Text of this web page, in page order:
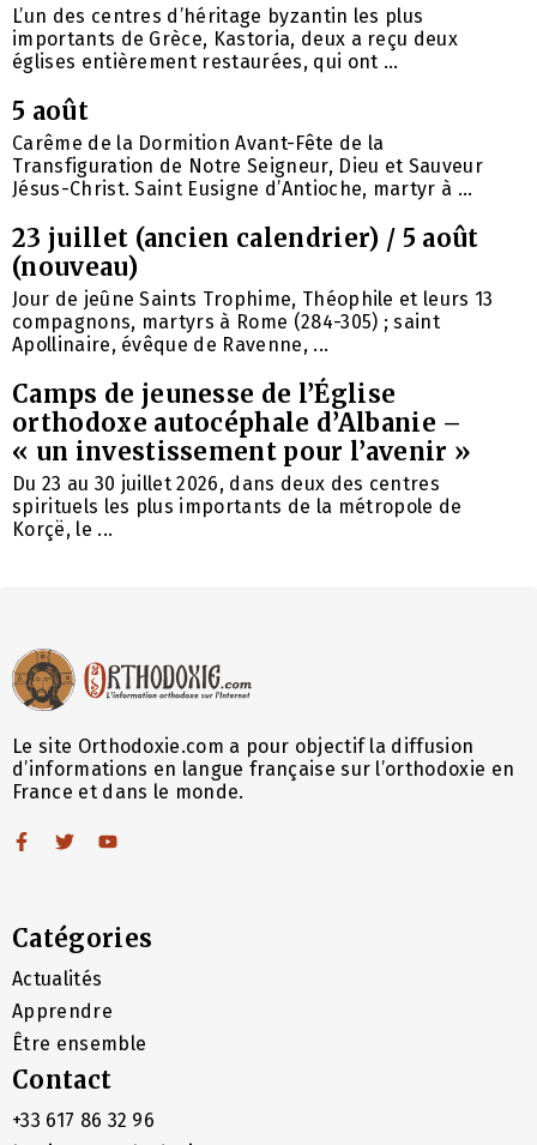
L’un des centres d’héritage byzantin les plus
importants de Grèce, Kastoria, deux a reçu deux
églises entièrement restaurées, qui ont ...
5 août
Carême de la Dormition Avant-Fête de la
Transfiguration de Notre Seigneur, Dieu et Sauveur
Jésus-Christ. Saint Eusigne d’Antioche, martyr à ...
23 juillet (ancien calendrier) / 5 août
(nouveau)
Jour de jeûne Saints Trophime, Théophile et leurs 13
compagnons, martyrs à Rome (284-305) ; saint
Apollinaire, évêque de Ravenne, ...
Camps de jeunesse de l’Église
orthodoxe autocéphale d’Albanie –
« un investissement pour l’avenir »
Du 23 au 30 juillet 2026, dans deux des centres
spirituels les plus importants de la métropole de
Korçë, le ...
Le site Orthodoxie.com a pour objectif la diffusion
d’informations en langue française sur l’orthodoxie en
France et dans le monde.
Catégories
Actualités
Apprendre
Être ensemble
Contact
+33 617 86 32 96